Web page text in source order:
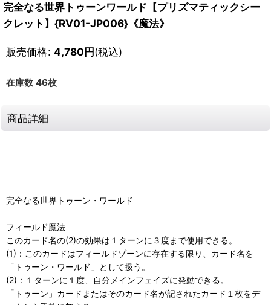
完全なる世界トゥーンワールド【プリズマティックシー
クレット】{RV01-JP006}《魔法》
販売価格: 4,780円(税込)
在庫数 46枚
商品詳細
完全なる世界トゥーン・ワールド
フィールド魔法
このカード名の(2)の効果は１ターンに３度まで使用できる。
(1)：このカードはフィールドゾーンに存在する限り、カード名を
「トゥーン・ワールド」として扱う。
(2)：１ターンに１度、自分メインフェイズに発動できる。
「トゥーン」カードまたはそのカード名が記されたカード１枚をデ